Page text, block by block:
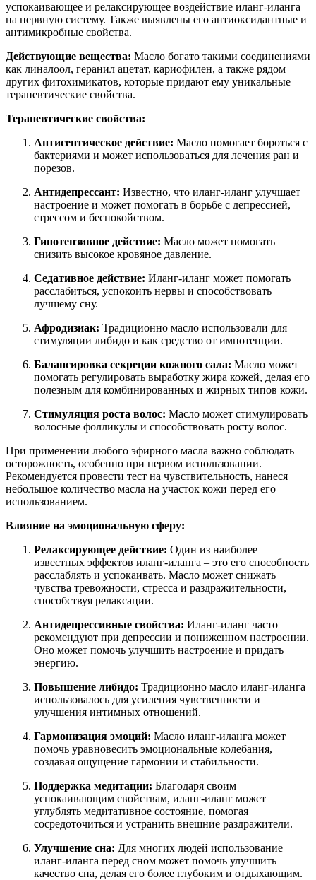
успокаивающее и релаксирующее воздействие иланг-иланга
на нервную систему. Также выявлены его антиоксидантные и
антимикробные свойства.
Действующие вещества: Масло богато такими соединениями
как линалоол, геранил ацетат, кариофилен, а также рядом
других фитохимикатов, которые придают ему уникальные
терапевтические свойства.
Терапевтические свойства:
Антисептическое действие: Масло помогает бороться с
бактериями и может использоваться для лечения ран и
порезов.
Антидепрессант: Известно, что иланг-иланг улучшает
настроение и может помогать в борьбе с депрессией,
стрессом и беспокойством.
Гипотензивное действие: Масло может помогать
снизить высокое кровяное давление.
Седативное действие: Иланг-иланг может помогать
расслабиться, успокоить нервы и способствовать
лучшему сну.
Афродизиак: Традиционно масло использовали для
стимуляции либидо и как средство от импотенции.
Балансировка секреции кожного сала: Масло может
помогать регулировать выработку жира кожей, делая его
полезным для комбинированных и жирных типов кожи.
Стимуляция роста волос: Масло может стимулировать
волосные фолликулы и способствовать росту волос.
При применении любого эфирного масла важно соблюдать
осторожность, особенно при первом использовании.
Рекомендуется провести тест на чувствительность, нанеся
небольшое количество масла на участок кожи перед его
использованием.
Влияние на эмоциональную сферу:
Релаксирующее действие: Один из наиболее
известных эффектов иланг-иланга – это его способность
расслаблять и успокаивать. Масло может снижать
чувства тревожности, стресса и раздражительности,
способствуя релаксации.
Антидепрессивные свойства: Иланг-иланг часто
рекомендуют при депрессии и пониженном настроении.
Оно может помочь улучшить настроение и придать
энергию.
Повышение либидо: Традиционно масло иланг-иланга
использовалось для усиления чувственности и
улучшения интимных отношений.
Гармонизация эмоций: Масло иланг-иланга может
помочь уравновесить эмоциональные колебания,
создавая ощущение гармонии и стабильности.
Поддержка медитации: Благодаря своим
успокаивающим свойствам, иланг-иланг может
углублять медитативное состояние, помогая
сосредоточиться и устранить внешние раздражители.
Улучшение сна: Для многих людей использование
иланг-иланга перед сном может помочь улучшить
качество сна, делая его более глубоким и отдыхающим.